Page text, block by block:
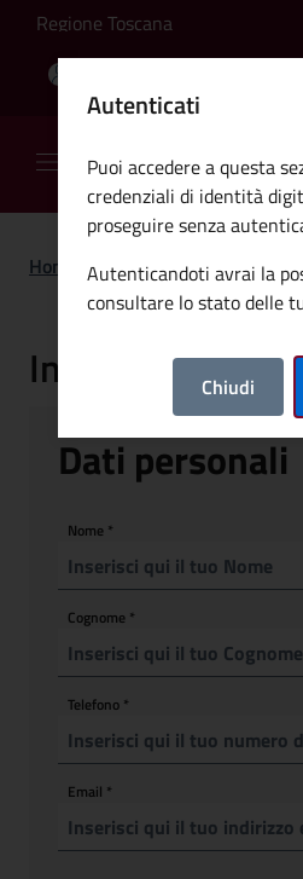
Salta al contenuto principale
Regione Toscana
|
Comune di
Home > Segnalazioni
Invia una
Autenticati
Puoi accedere a questa
credenziali di identità
proseguire senza
Autenticandoti avrai la
consultare lo stato delle
Chiudi
Dati personali
Nome *
Cognome *
Telefono *
Email *